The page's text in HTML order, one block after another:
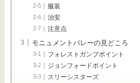
服装
治安
注意点
モニュメントバレーの見どころ
フォレストガンプポイント
ジョンフォードポイント
スリーシスターズ